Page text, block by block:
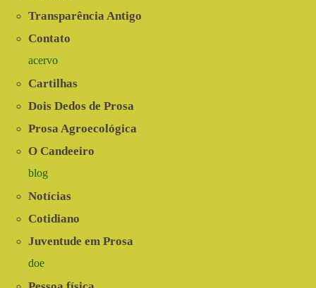
Transparência Antigo
Contato
acervo
Cartilhas
Dois Dedos de Prosa
Prosa Agroecológica
O Candeeiro
blog
Notícias
Cotidiano
Juventude em Prosa
doe